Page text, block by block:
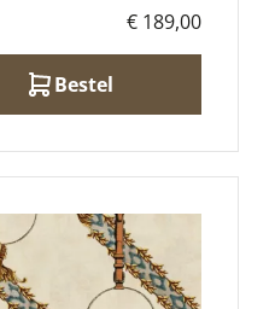
€ 189,00
Bestel